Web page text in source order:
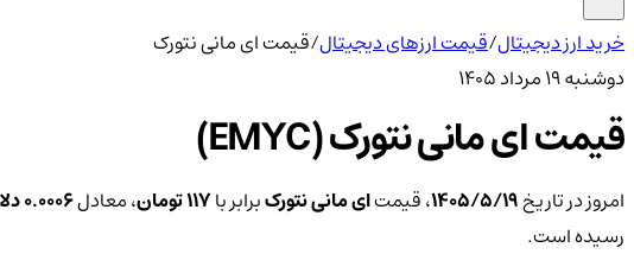
خرید ارز دیجیتال/قیمت ارزهای دیجیتال/قیمت ای مانی نتورک
دوشنبه ۱۹ مرداد ۱۴۰۵
قیمت ای مانی نتورک (EMYC)
امروز در تاریخ۱۴۰۵/۵/۱۹، قیمتای مانی نتورکبرابر با117 تومان ، معادل0.0006 دلار
رسیده است.